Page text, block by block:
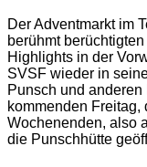
Der Adventmarkt im
berühmt
Highlights in der
SVSF wieder in
Punsch und
kommenden Freitag,
Wochenenden, also
die Punschhütte